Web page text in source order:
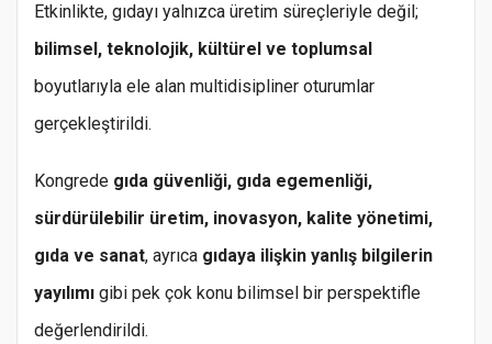
Etkinlikte, gıdayı yalnızca üretim süreçleriyle değil;
bilimsel, teknolojik, kültürel ve toplumsal
boyutlarıyla ele alan multidisipliner oturumlar
gerçekleştirildi.
Kongrede gıda güvenliği, gıda egemenliği,
sürdürülebilir üretim, inovasyon, kalite yönetimi,
gıda ve sanat, ayrıca gıdaya ilişkin yanlış bilgilerin
yayılımı gibi pek çok konu bilimsel bir perspektifle
değerlendirildi.